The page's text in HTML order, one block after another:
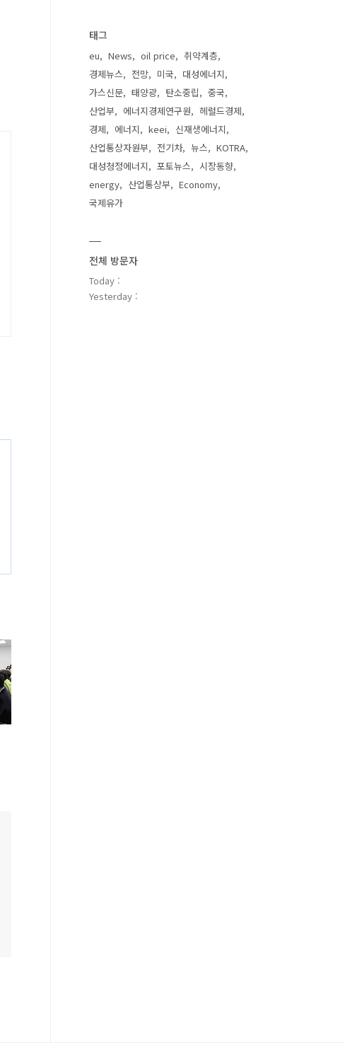
태그
eu News oil price
취약계층
경제뉴스
전망 미국
대성에너지
가스신문
태양광 탄소중립
중국
산업부
에너지경제연구원
헤럴드경제
경제
에너지 keei
신재생에너지
산업통상자원부
전기차 뉴스
KOTRA
대성청정에너지
포토뉴스
시장동향
energy
산업통상부
Economy
국제유가
전체 방문자
Today :
Yesterday :